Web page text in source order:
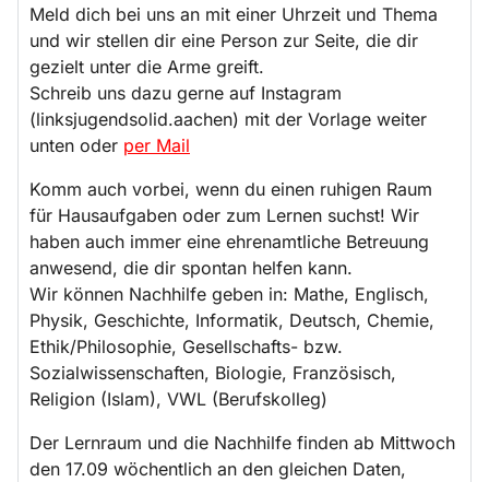
Meld dich bei uns an mit einer Uhrzeit und Thema
und wir stellen dir eine Person zur Seite, die dir
gezielt unter die Arme greift.
Schreib uns dazu gerne auf Instagram
(linksjugendsolid.aachen) mit der Vorlage weiter
unten oder per Mail
Komm auch vorbei, wenn du einen ruhigen Raum
für Hausaufgaben oder zum Lernen suchst! Wir
haben auch immer eine ehrenamtliche Betreuung
anwesend, die dir spontan helfen kann.
Wir können Nachhilfe geben in: Mathe, Englisch,
Physik, Geschichte, Informatik, Deutsch, Chemie,
Ethik/Philosophie, Gesellschafts- bzw.
Sozialwissenschaften, Biologie, Französisch,
Religion (Islam), VWL (Berufskolleg)
Der Lernraum und die Nachhilfe finden ab Mittwoch
den 17.09 wöchentlich an den gleichen Daten,